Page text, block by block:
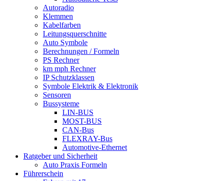
Autoradio
Klemmen
Kabelfarben
Leitungsquerschnitte
Auto Symbole
Berechnungen / Formeln
PS Rechner
km mph Rechner
IP Schutzklassen
Symbole Elektrik & Elektronik
Sensoren
Bussysteme
LIN-BUS
MOST-BUS
CAN-Bus
FLEXRAY-Bus
Automotive-Ethernet
Ratgeber und Sicherheit
Auto Praxis Formeln
Führerschein